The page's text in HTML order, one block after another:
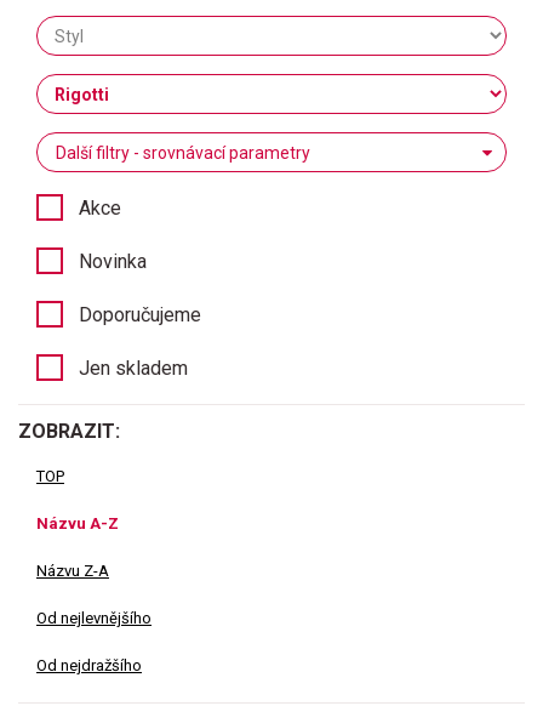
Další filtry - srovnávací parametry
Akce
Novinka
Doporučujeme
Jen skladem
ZOBRAZIT:
TOP
Názvu A-Z
Názvu Z-A
Od nejlevnějšího
Od nejdražšího